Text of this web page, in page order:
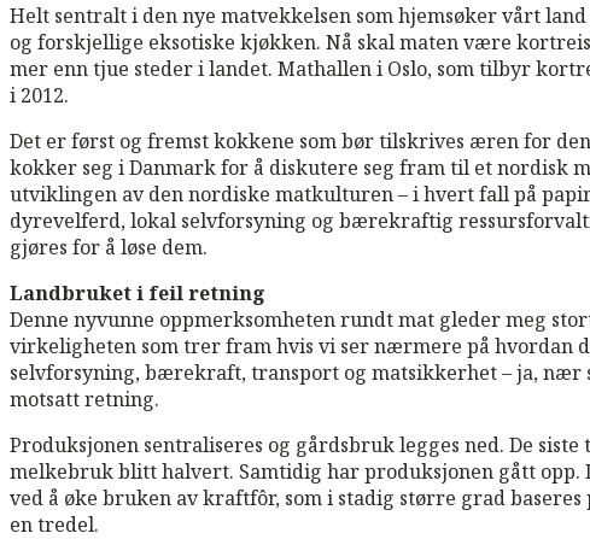
Helt sentralt i den nye matvekkelsen som hjemsøker vårt
og forskjellige eksotiske kjøkken. Nå skal maten være
mer enn tjue steder i landet. Mathallen i Oslo, som tilbyr
i 2012.
Det er først og fremst kokkene som bør tilskrives æren for
kokker seg i Danmark for å diskutere seg fram til et nordisk
utviklingen av den nordiske matkulturen – i hvert fall på
dyrevelferd, lokal selvforsyning og bærekraftig
gjøres for å løse dem.
Landbruket i feil retning
Denne nyvunne oppmerksomheten rundt mat gleder meg
virkeligheten som trer fram hvis vi ser nærmere på hvordan
selvforsyning, bærekraft, transport og matsikkerhet – ja, nær
motsatt retning.
Produksjonen sentraliseres og gårdsbruk legges ned. De
melkebruk blitt halvert. Samtidig har produksjonen gått
ved å øke bruken av kraftfôr, som i stadig større grad
en tredel.